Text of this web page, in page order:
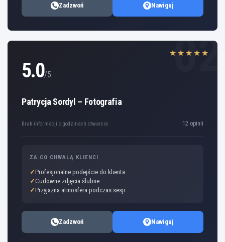
Zadzwoń Nawiguj
02
★★★★★
5.0/5
Patrycja Sordyl – Fotografia
Brak informacji o godzinach otwarcia 12 opinii
ZA CO CHWALĄ KLIENCI
Profesjonalne podejście do klienta
Cudowne zdjęcia ślubne
Przyjazna atmosfera podczas sesji
Zadzwoń Nawiguj